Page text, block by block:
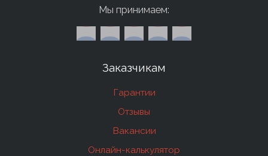
Мы принимаем:
Заказчикам
Гарантии
Отзывы
Вакансии
Онлайн-калькулятор